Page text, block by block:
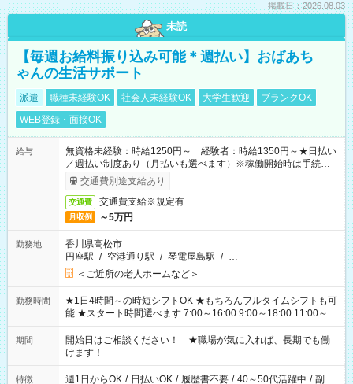
掲載日：2026.08.03
未読
【毎週お給料振り込み可能＊週払い】おばあち
ゃんの生活サポート
派遣 職種未経験OK 社会人未経験OK 大学生歓迎
ブランクOK
WEB登録・面接OK
給与
無資格未経験：時給1250円～ 経験者：時給1350円～★日払い
／週払い制度あり（月払いも選べます）※稼働開始時は手続き完
了次第のお支払いとなります。
交通費別途支給あり
交通費 交通費支給※規定有
月収例 ～5万円
勤務地
香川県高松市
円座駅 / 空港通り駅 / 琴電屋島駅 / …
＜ご近所の老人ホームなど＞
勤務時間
★1日4時間～の時短シフトOK ★もちろんフルタイムシフトも可
能 ★スタート時間選べます 7:00～16:00 9:00～18:00 11:00～
20:00 など 残業なし！ ※Wワークの場合、他のお仕事と合わせ
週40時間超の就業はご案内できません ※法令に基づき、週20時
間以上勤務は社会保険への加入対象となります ※労働者派遣法
（日雇い派遣の原則禁止）により、短時間・短期間の就業はご
案内が難しい場合があります
期間
開始日はご相談ください！ ★職場が気に入れば、長期でも働
けます！
特徴 週1日からOK / 日払いOK / 履歴書不要 / 40～50代活躍中 / 副